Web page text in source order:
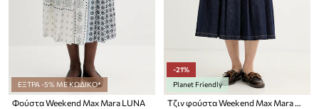
ΕΞΤΡΑ -5% ΜΕ ΚΩΔΙΚΟ*
Φούστα Weekend Max Mara LUNA
-21%
Planet Friendly
Τζιν φούστα Weekend Max Mara OVALE